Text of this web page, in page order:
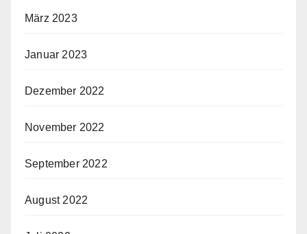
März 2023
Januar 2023
Dezember 2022
November 2022
September 2022
August 2022